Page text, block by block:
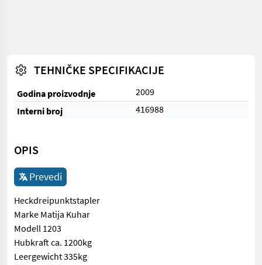
TEHNIČKE SPECIFIKACIJE
Godina proizvodnje
2009
Interni broj
416988
OPIS
Prevedi
Heckdreipunktstapler
Marke Matija Kuhar
Modell 1203
Hubkraft ca. 1200kg
Leergewicht 335kg